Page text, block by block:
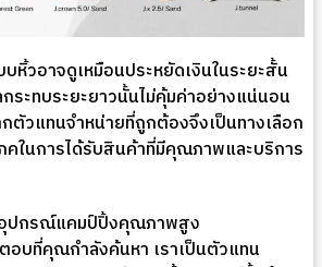
หิ้วอาจดูเหมือนประหยัดเงินในระยะสั้น
ระทบระยะยาวนั้นไม่คุ้มค่าอย่างแน่นอน
ตัวแทนจำหน่ายที่ถูกต้องจึงเป็นทางเลือก
ในการได้รับสินค้าที่มีคุณภาพและบริการ
ปกรณ์แคมป์ปิ้งคุณภาพสูง
อบที่คุณกำลังค้นหา เราเป็นตัวแทน